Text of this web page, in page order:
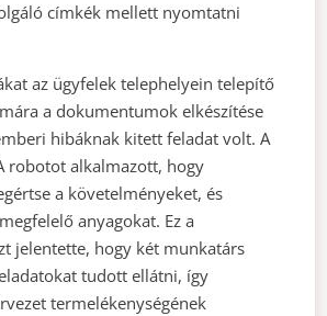
címkék mellett nyomtatni
az ügyfelek telephelyein telepítő
a dokumentumok elkészítése
hibáknak kitett feladat volt. A
robotot alkalmazott, hogy
a követelményeket, és
anyagokat. Ez a
jelentette, hogy két munkatárs
tudott ellátni, így
termelékenységének